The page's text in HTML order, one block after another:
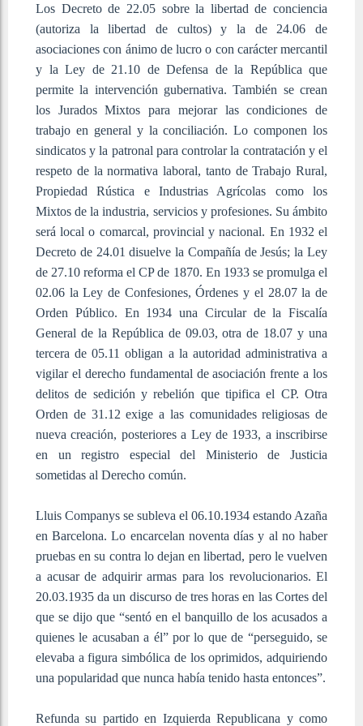
Los Decreto de 22.05 sobre la libertad de conciencia
(autoriza la libertad de cultos) y la de 24.06 de
asociaciones con ánimo de lucro o con carácter mercantil
y la Ley de 21.10 de Defensa de la República que
permite la intervención gubernativa. También se crean
los Jurados Mixtos para mejorar las condiciones de
trabajo en general y la conciliación. Lo componen los
sindicatos y la patronal para controlar la contratación y el
respeto de la normativa laboral, tanto de Trabajo Rural,
Propiedad Rústica e Industrias Agrícolas como los
Mixtos de la industria, servicios y profesiones. Su ámbito
será local o comarcal, provincial y nacional. En 1932 el
Decreto de 24.01 disuelve la Compañía de Jesús; la Ley
de 27.10 reforma el CP de 1870. En 1933 se promulga el
02.06 la Ley de Confesiones, Órdenes y el 28.07 la de
Orden Público. En 1934 una Circular de la Fiscalía
General de la República de 09.03, otra de 18.07 y una
tercera de 05.11 obligan a la autoridad administrativa a
vigilar el derecho fundamental de asociación frente a los
delitos de sedición y rebelión que tipifica el CP. Otra
Orden de 31.12 exige a las comunidades religiosas de
nueva creación, posteriores a Ley de 1933, a inscribirse
en un registro especial del Ministerio de Justicia
sometidas al Derecho común.
Lluis Companys se subleva el 06.10.1934 estando Azaña
en Barcelona. Lo encarcelan noventa días y al no haber
pruebas en su contra lo dejan en libertad, pero le vuelven
a acusar de adquirir armas para los revolucionarios. El
20.03.1935 da un discurso de tres horas en las Cortes del
que se dijo que “sentó en el banquillo de los acusados a
quienes le acusaban a él” por lo que de “perseguido, se
elevaba a figura simbólica de los oprimidos, adquiriendo
una popularidad que nunca había tenido hasta entonces”.
Refunda su partido en Izquierda Republicana y como